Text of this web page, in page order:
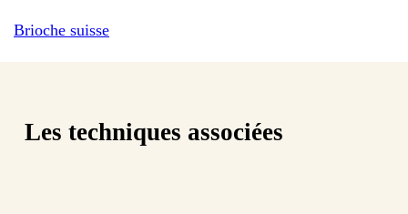
Brioche suisse
Les techniques associées